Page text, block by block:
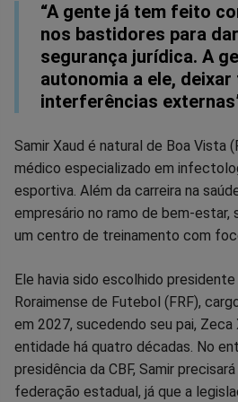
“A gente já tem feito
nos bastidores para
segurança jurídica. A
autonomia a ele,
interferências
Samir Xaud é natural de Boa Vista
médico especializado em
esportiva. Além da carreira na
empresário no ramo de bem-estar,
um centro de treinamento com
Ele havia sido escolhido
Roraimense de Futebol (FRF),
em 2027, sucedendo seu pai, Zeca
entidade há quatro décadas. No
presidência da CBF, Samir
federação estadual, já que a